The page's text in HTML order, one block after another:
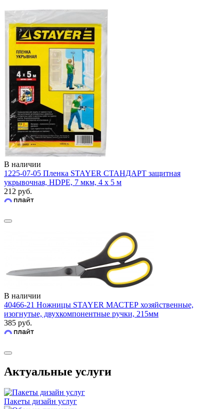
В наличии
1225-07-05 Пленка STAYER СТАНДАРТ защитная
укрывочная, HDPE, 7 мкм, 4 х 5 м
212 руб.
В наличии
40466-21 Ножницы STAYER МАСТЕР хозяйственные,
изогнутые, двухкомпонентные ручки, 215мм
385 руб.
Актуальные услуги
Пакеты дизайн услуг